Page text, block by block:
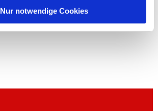
Nur notwendige Cookies